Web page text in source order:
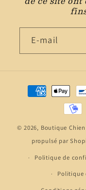
E-mail
Moyens
de
© 2026, Boutique
propulsé par
Politique de
Politique